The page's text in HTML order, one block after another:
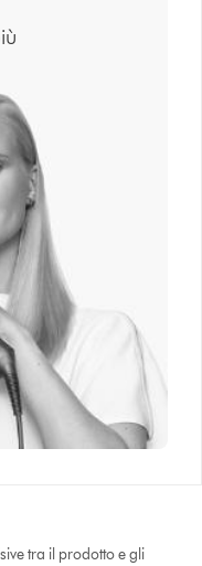
tra il prodotto e gli